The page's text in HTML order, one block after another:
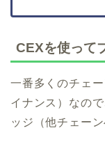
CEXを使って
一番多くのチェ
イナンス）なの
ッジ（他チェー